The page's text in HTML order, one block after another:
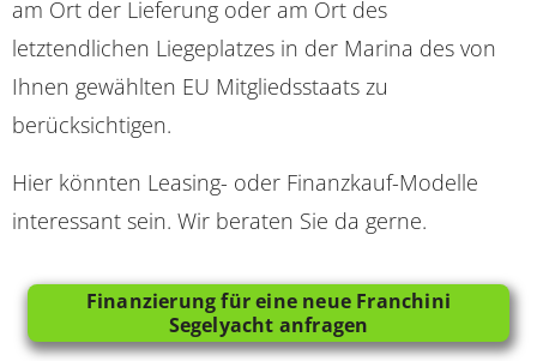
am Ort der Lieferung oder am Ort des
letztendlichen Liegeplatzes in der Marina des von
Ihnen gewählten EU Mitgliedsstaats zu
berücksichtigen.
Hier könnten Leasing- oder Finanzkauf-Modelle
interessant sein. Wir beraten Sie da gerne.
Finanzierung für eine neue Franchini
Segelyacht anfragen